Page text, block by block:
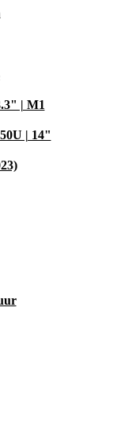
| M1
| 14"